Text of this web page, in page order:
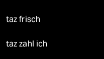
taz frisch
taz zahl ich